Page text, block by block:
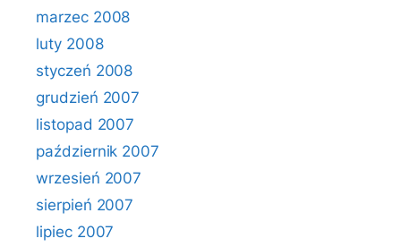
marzec 2008
luty 2008
styczeń 2008
grudzień 2007
listopad 2007
październik 2007
wrzesień 2007
sierpień 2007
lipiec 2007